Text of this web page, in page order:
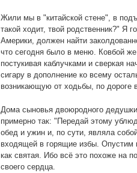
Жили мы в "китайской стене", в
такой ходит, твой родственник?" Я
Америки, должен найти
что сегодня было в меню. Ковбой
постукивая каблучками и сверкая
сигару в дополнение ко всему
возникающую от ходьбы, по дороге
Дома сыновья двоюродного
примерно так: "Передай этому
обед и ужин и, по сути, являла
входящей в горящие избы. Опустим
как святая. Ибо всё это похоже на
своего сердца.